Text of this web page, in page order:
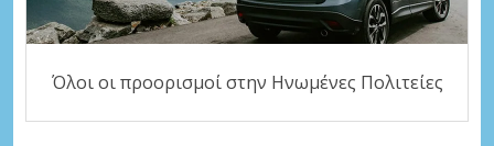
Όλοι οι προορισμοί στην Ηνωμένες Πολιτείες